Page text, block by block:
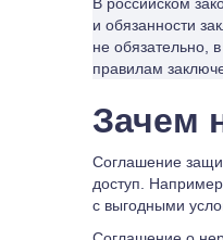
и обязанности
не обязательно,
правилам
Зачем
Соглашение
доступ.
с выгодными